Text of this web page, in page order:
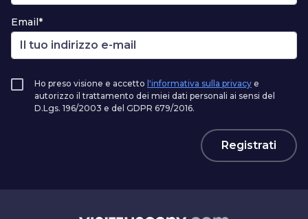
Email*
Ho preso visione e accetto l'informativa sulla privacy e
autorizzo il trattamento dei miei dati personali ai sensi del
D.Lgs. 196/2003 e del GDPR 679/2016.
Registrati